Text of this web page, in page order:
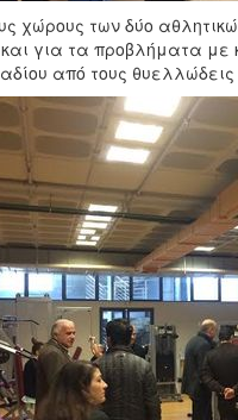
χώρους των δύο
για τα προβλήματα με
από τους